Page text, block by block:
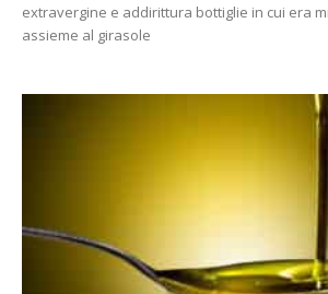
extravergine e addirittura bottiglie in cui era
assieme al girasole